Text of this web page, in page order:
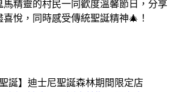
馬精靈的村民一同歡度溫馨節日，分享
喜悅，同時感受傳統聖誕精神🎄！